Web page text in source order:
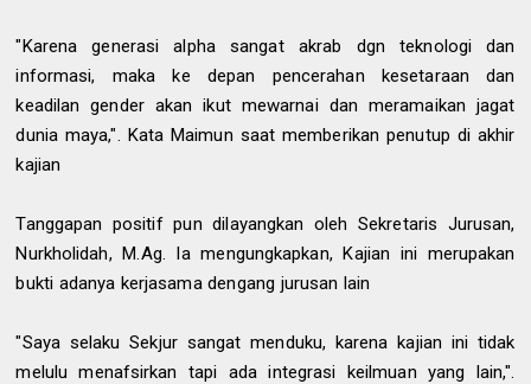
"Karena generasi alpha sangat akrab dgn teknologi dan
informasi, maka ke depan pencerahan kesetaraan dan
keadilan gender akan ikut mewarnai dan meramaikan jagat
dunia maya,". Kata Maimun saat memberikan penutup di akhir
kajian
Tanggapan positif pun dilayangkan oleh Sekretaris Jurusan,
Nurkholidah, M.Ag. Ia mengungkapkan, Kajian ini merupakan
bukti adanya kerjasama dengang jurusan lain
"Saya selaku Sekjur sangat menduku, karena kajian ini tidak
melulu menafsirkan tapi ada integrasi keilmuan yang lain,".